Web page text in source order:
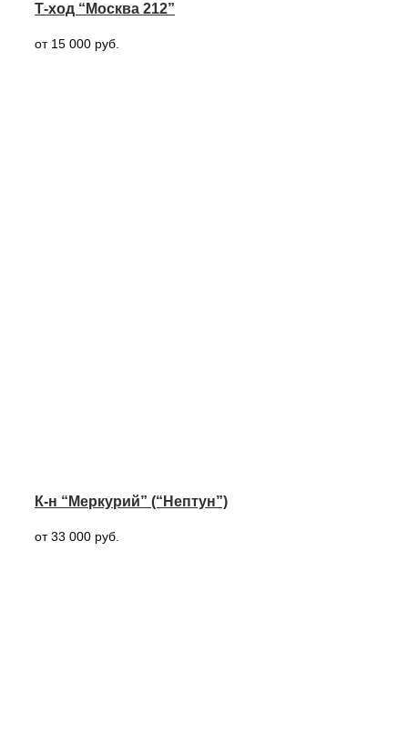
Т-ход “Москва 212”
от 15 000 руб.
К-н “Меркурий” (“Нептун”)
от 33 000 руб.